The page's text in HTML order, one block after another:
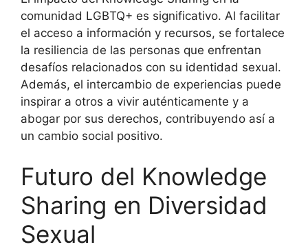
comunidad LGBTQ+ es significativo. Al facilitar
el acceso a información y recursos, se fortalece
la resiliencia de las personas que enfrentan
desafíos relacionados con su identidad sexual.
Además, el intercambio de experiencias puede
inspirar a otros a vivir auténticamente y a
abogar por sus derechos, contribuyendo así a
un cambio social positivo.
Futuro del Knowledge
Sharing en Diversidad
Sexual